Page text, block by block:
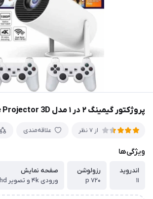
زمان
آماده
ارسال
به
پست
سفارشات،بین
1
پروژکتور گیمینگ ۲ در ۱ مدل Game Projector 3D
از 7 نظر علاقه‌مندی
ویژگی‌ها
اندروید
۱۱
رزولوشن
۷۲۰ p
صفحه نمایش
ورودی ۴k و تصویر hd